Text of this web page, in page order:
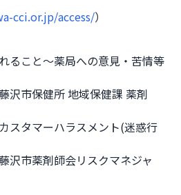
cci.or.jp/access/）
ること～薬局への意見・苦情等
沢市保健所 地域保健課 薬剤
スタマーハラスメント(迷惑行
沢市薬剤師会リスクマネジャ